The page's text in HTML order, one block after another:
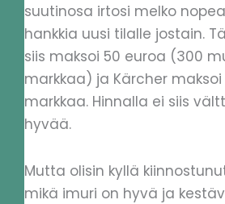
suutinosa irtosi melko
hankkia uusi tilalle jostain.
siis maksoi 50 euroa (300
markkaa) ja Kärcher
markkaa. Hinnalla ei siis
hyvää.
Mutta olisin kyllä
mikä imuri on hyvä ja